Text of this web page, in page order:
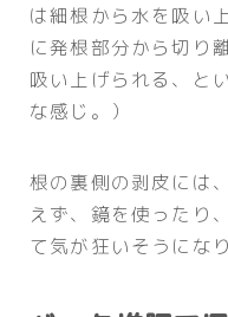
は細根から水を吸い
に発根部分から切り
吸い上げられる、と
な感じ。）
根の裏側の剥皮には
えず、鏡を使ったり
て気が狂いそうにな